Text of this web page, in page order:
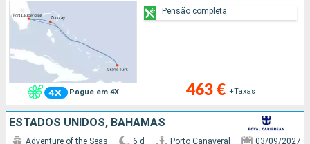
Pague em 4X 463 € +Taxas
Pensão completa
ESTADOS UNIDOS, BAHAMAS
Adventure of the Seas 6 d Porto Canaveral 03/09/2027